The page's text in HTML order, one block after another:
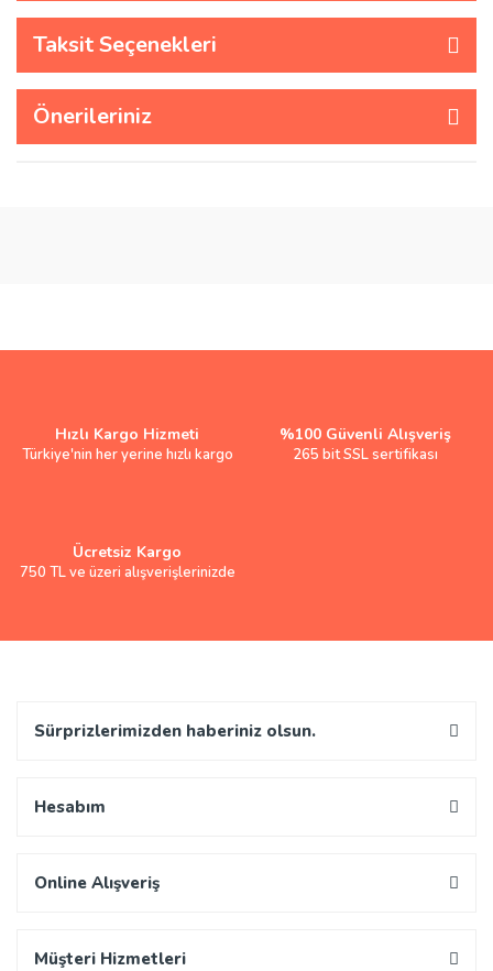
Taksit Seçenekleri
Önerileriniz
Hızlı Kargo Hizmeti
Türkiye'nin her yerine hızlı kargo
%100 Güvenli Alışveriş
265 bit SSL sertifikası
Ücretsiz Kargo
750 TL ve üzeri alışverişlerinizde
Sürprizlerimizden haberiniz olsun.
Hesabım
Online Alışveriş
Müşteri Hizmetleri